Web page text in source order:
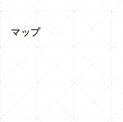
マップ